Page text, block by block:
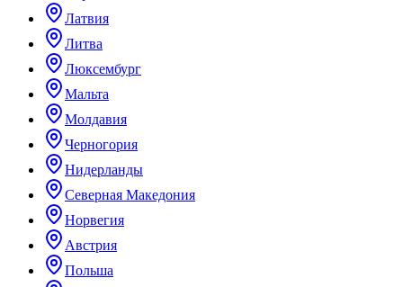
Латвия
Литва
Люксембург
Мальта
Молдавия
Черногория
Нидерланды
Северная Македония
Норвегия
Австрия
Польша